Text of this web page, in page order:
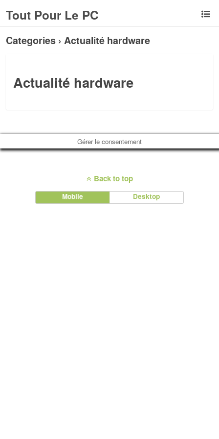
Tout Pour Le PC
Categories › Actualité hardware
Actualité hardware
Gérer le consentement
Back to top
Mobile Desktop